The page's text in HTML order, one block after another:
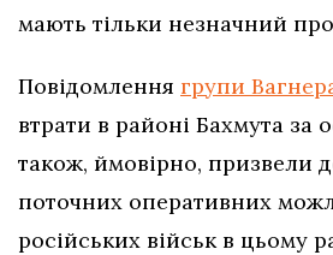
мають тільки незначний
Повідомлення групи
втрати в районі Бахмута за
також, ймовірно, призвели
поточних оперативних
російських військ в цьому